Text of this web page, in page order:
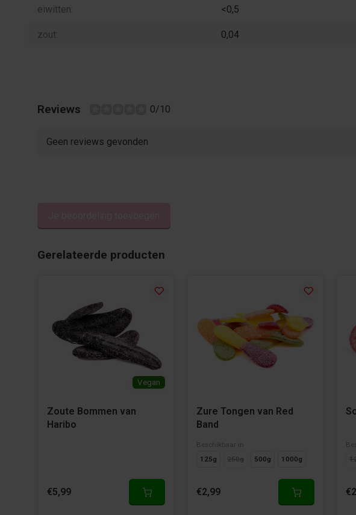
eiwitten: <0,5
zout: 0,04
Reviews 0/10
Geen reviews gevonden
Gerelateerde producten
Vegan
Zoute Bommen van
Haribo
€5,99
Zure Tongen van Red
Band
Beschikbaar in
125g
250g 500g 1000g
€2,99